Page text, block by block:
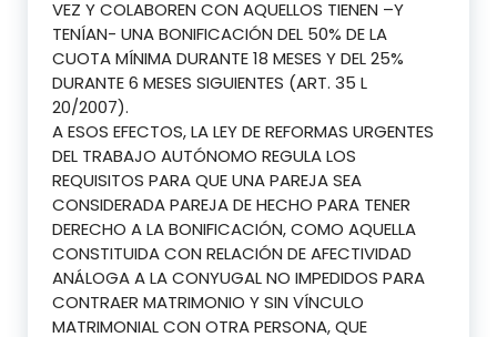
VEZ Y COLABOREN CON AQUELLOS TIENEN –Y
TENÍAN- UNA BONIFICACIÓN DEL 50% DE LA
CUOTA MÍNIMA DURANTE 18 MESES Y DEL 25%
DURANTE 6 MESES SIGUIENTES (ART. 35 L
20/2007).
A ESOS EFECTOS, LA LEY DE REFORMAS URGENTES
DEL TRABAJO AUTÓNOMO REGULA LOS
REQUISITOS PARA QUE UNA PAREJA SEA
CONSIDERADA PAREJA DE HECHO PARA TENER
DERECHO A LA BONIFICACIÓN, COMO AQUELLA
CONSTITUIDA CON RELACIÓN DE AFECTIVIDAD
ANÁLOGA A LA CONYUGAL NO IMPEDIDOS PARA
CONTRAER MATRIMONIO Y SIN VÍNCULO
MATRIMONIAL CON OTRA PERSONA, QUE